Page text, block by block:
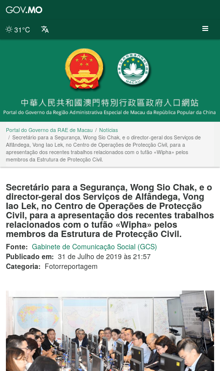
da
31°C
Portal do Governo da RAE de Macau
Notícias
Secretário para a Segurança, Wong Sio Chak, e o director-geral dos Serviços de
Alfândega, Vong Iao Lek, no Centro de Operações de Protecção Civil, para a
apresentação dos recentes trabalhos relacionados com o tufão «Wipha» pelos
membros da Estrutura de Protecção Civil.
Secretário para a Segurança, Wong Sio Chak, e o
director-geral dos Serviços de Alfândega, Vong
Iao Lek, no Centro de Operações de Protecção
Civil, para a apresentação dos recentes trabalhos
relacionados com o tufão «Wipha» pelos
membros da Estrutura de Protecção Civil.
Fonte: Gabinete de Comunicação Social (GCS)
Publicado em: 31 de Julho de 2019 às 21:57
Categoria: Fotorreportagem